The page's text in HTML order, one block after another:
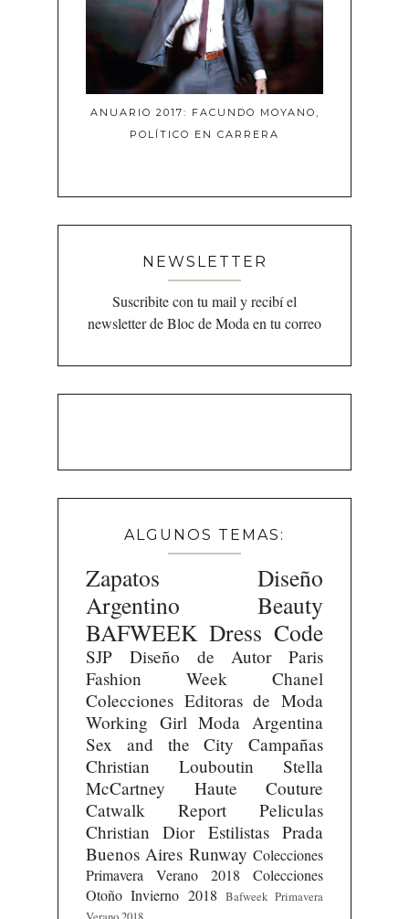
ANUARIO 2017: FACUNDO MOYANO,
POLÍTICO EN CARRERA
NEWSLETTER
Suscribite con tu mail y recibí el
newsletter de Bloc de Moda en tu correo
ALGUNOS TEMAS:
Zapatos
Diseño
Argentino
Beauty
BAFWEEK Dress Code
SJP Diseño de Autor
Paris
Fashion Week
Chanel
Colecciones Editoras de Moda
Working Girl Moda Argentina
Sex and the City
Campañas
Christian Louboutin
Stella
McCartney
Haute Couture
Catwalk Report
Peliculas
Christian Dior Estilistas Prada
Buenos Aires Runway Colecciones
Primavera Verano 2018
Colecciones
Otoño Invierno 2018 Bafweek Primavera